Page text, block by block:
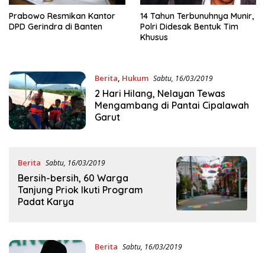
Prabowo Resmikan Kantor
DPD Gerindra di Banten
14 Tahun Terbunuhnya Munir,
Polri Didesak Bentuk Tim
Khusus
Berita, Hukum Sabtu, 16/03/2019
2 Hari Hilang, Nelayan Tewas
Mengambang di Pantai Cipalawah
Garut
Berita Sabtu, 16/03/2019
Bersih-bersih, 60 Warga
Tanjung Priok Ikuti Program
Padat Karya
Berita Sabtu, 16/03/2019